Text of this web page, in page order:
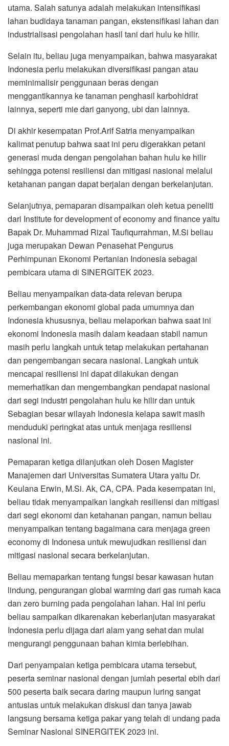
utama. Salah satunya adalah melakukan intensifikasi
lahan budidaya tanaman pangan, ekstensifikasi lahan dan
industrialisasi pengolahan hasil tani dari hulu ke hilir.
Selain itu, beliau juga menyampaikan, bahwa masyarakat
Indonesia perlu melakukan diversifikasi pangan atau
meminimalisir penggunaan beras dengan
menggantikannya ke tanaman penghasil karbohidrat
lainnya, seperti mie dari ganyong, ubi dan lainnya.
Di akhir kesempatan Prof.Arif Satria menyampaikan
kalimat penutup bahwa saat ini peru digerakkan petani
generasi muda dengan pengolahan bahan hulu ke hilir
sehingga potensi resiliensi dan mitigasi nasional melalui
ketahanan pangan dapat berjalan dengan berkelanjutan.
Selanjutnya, pemaparan disampaikan oleh ketua peneliti
dari Institute for development of economy and finance yaitu
Bapak Dr. Muhammad Rizal Taufiqurrahman, M.Si beliau
juga merupakan Dewan Penasehat Pengurus
Perhimpunan Ekonomi Pertanian Indonesia sebagai
pembicara utama di SINERGITEK 2023.
Beliau menyampaikan data-data relevan berupa
perkembangan ekonomi global pada umumnya dan
Indonesia khususnya, beliau melaporkan bahwa saat ini
ekonomi Indonesia masih dalam keadaan stabil namun
masih perlu langkah untuk tetap melakukan pertahanan
dan pengembangan secara nasional. Langkah untuk
mencapai resiliensi ini dapat dilakukan dengan
memerhatikan dan mengembangkan pendapat nasional
dari segi industri pengolahan hulu ke hilir dan untuk
Sebagian besar wilayah Indonesia kelapa sawit masih
menduduki peringkat atas untuk menjaga resiliensi
nasional ini.
Pemaparan ketiga dilanjutkan oleh Dosen Magister
Manajemen dari Universitas Sumatera Utara yaitu Dr.
Keulana Erwin, M.Si. Ak, CA, CPA. Pada kesempatan ini,
beliau tidak menyampaikan langkah resiliensi dan mitigasi
dari segi ekonomi dan ketahanan pangan, namun beliau
menyampaikan tentang bagaimana cara menjaga green
economy di Indonesa untuk mewujudkan resiliensi dan
mitigasi nasional secara berkelanjutan.
Beliau memaparkan tentang fungsi besar kawasan hutan
lindung, pengurangan global warming dari gas rumah kaca
dan zero burning pada pengolahan lahan. Hal ini perlu
beliau sampaikan dikarenakan keberlanjutan masyarakat
Indonesia perlu dijaga dari alam yang sehat dan mulai
mengurangi penggunaan bahan kimia berlebihan.
Dari penyampaian ketiga pembicara utama tersebut,
peserta seminar nasional dengan jumlah pesertal ebih dari
500 peserta baik secara daring maupun luring sangat
antusias untuk melakukan diskusi dan tanya jawab
langsung bersama ketiga pakar yang telah di undang pada
Seminar Nasional SINERGITEK 2023 ini.